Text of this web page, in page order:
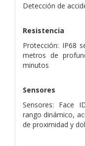
Detección de
Resistencia
Protección: IP68
metros de
minutos
Sensores
Sensores: Face
rango dinámico,
de proximidad y